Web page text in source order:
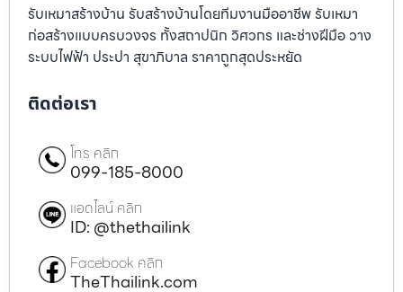
รับเหมาสร้างบ้าน รับสร้างบ้านโดยทีมงานมืออาชีพ รับเหมา
ก่อสร้างแบบครบวงจร ทั้งสถาปนิก วิศวกร และช่างฝีมือ วาง
ระบบไฟฟ้า ประปา สุขาภิบาล ราคาถูกสุดประหยัด
ติดต่อเรา
โทร คลิก
099-185-8000
แอดไลน์ คลิก
ID: @thethailink
Facebook คลิก
TheThailink.com